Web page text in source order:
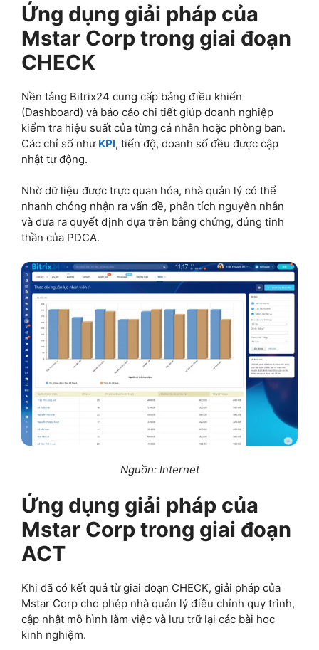
Ứng dụng giải pháp của
Mstar Corp trong giai đoạn
CHECK
Nền tảng Bitrix24 cung cấp bảng điều khiển
(Dashboard) và báo cáo chi tiết giúp doanh nghiệp
kiểm tra hiệu suất của từng cá nhân hoặc phòng ban.
Các chỉ số như KPI, tiến độ, doanh số đều được cập
nhật tự động.
Nhờ dữ liệu được trực quan hóa, nhà quản lý có thể
nhanh chóng nhận ra vấn đề, phân tích nguyên nhân
và đưa ra quyết định dựa trên bằng chứng, đúng tinh
thần của PDCA.
Nguồn: Internet
Ứng dụng giải pháp của
Mstar Corp trong giai đoạn
ACT
Khi đã có kết quả từ giai đoạn CHECK, giải pháp của
Mstar Corp cho phép nhà quản lý điều chỉnh quy trình,
cập nhật mô hình làm việc và lưu trữ lại các bài học
kinh nghiệm.